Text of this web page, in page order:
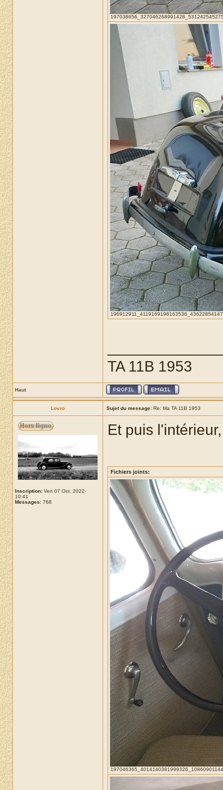
TA 11B 1953
Haut
Lovro Sujet du message: Re: Ma TA 11B 1953
Inscription: Ven 07 Oct, 2022-
10:41
Messages: 768
Et puis
Fichiers joints: